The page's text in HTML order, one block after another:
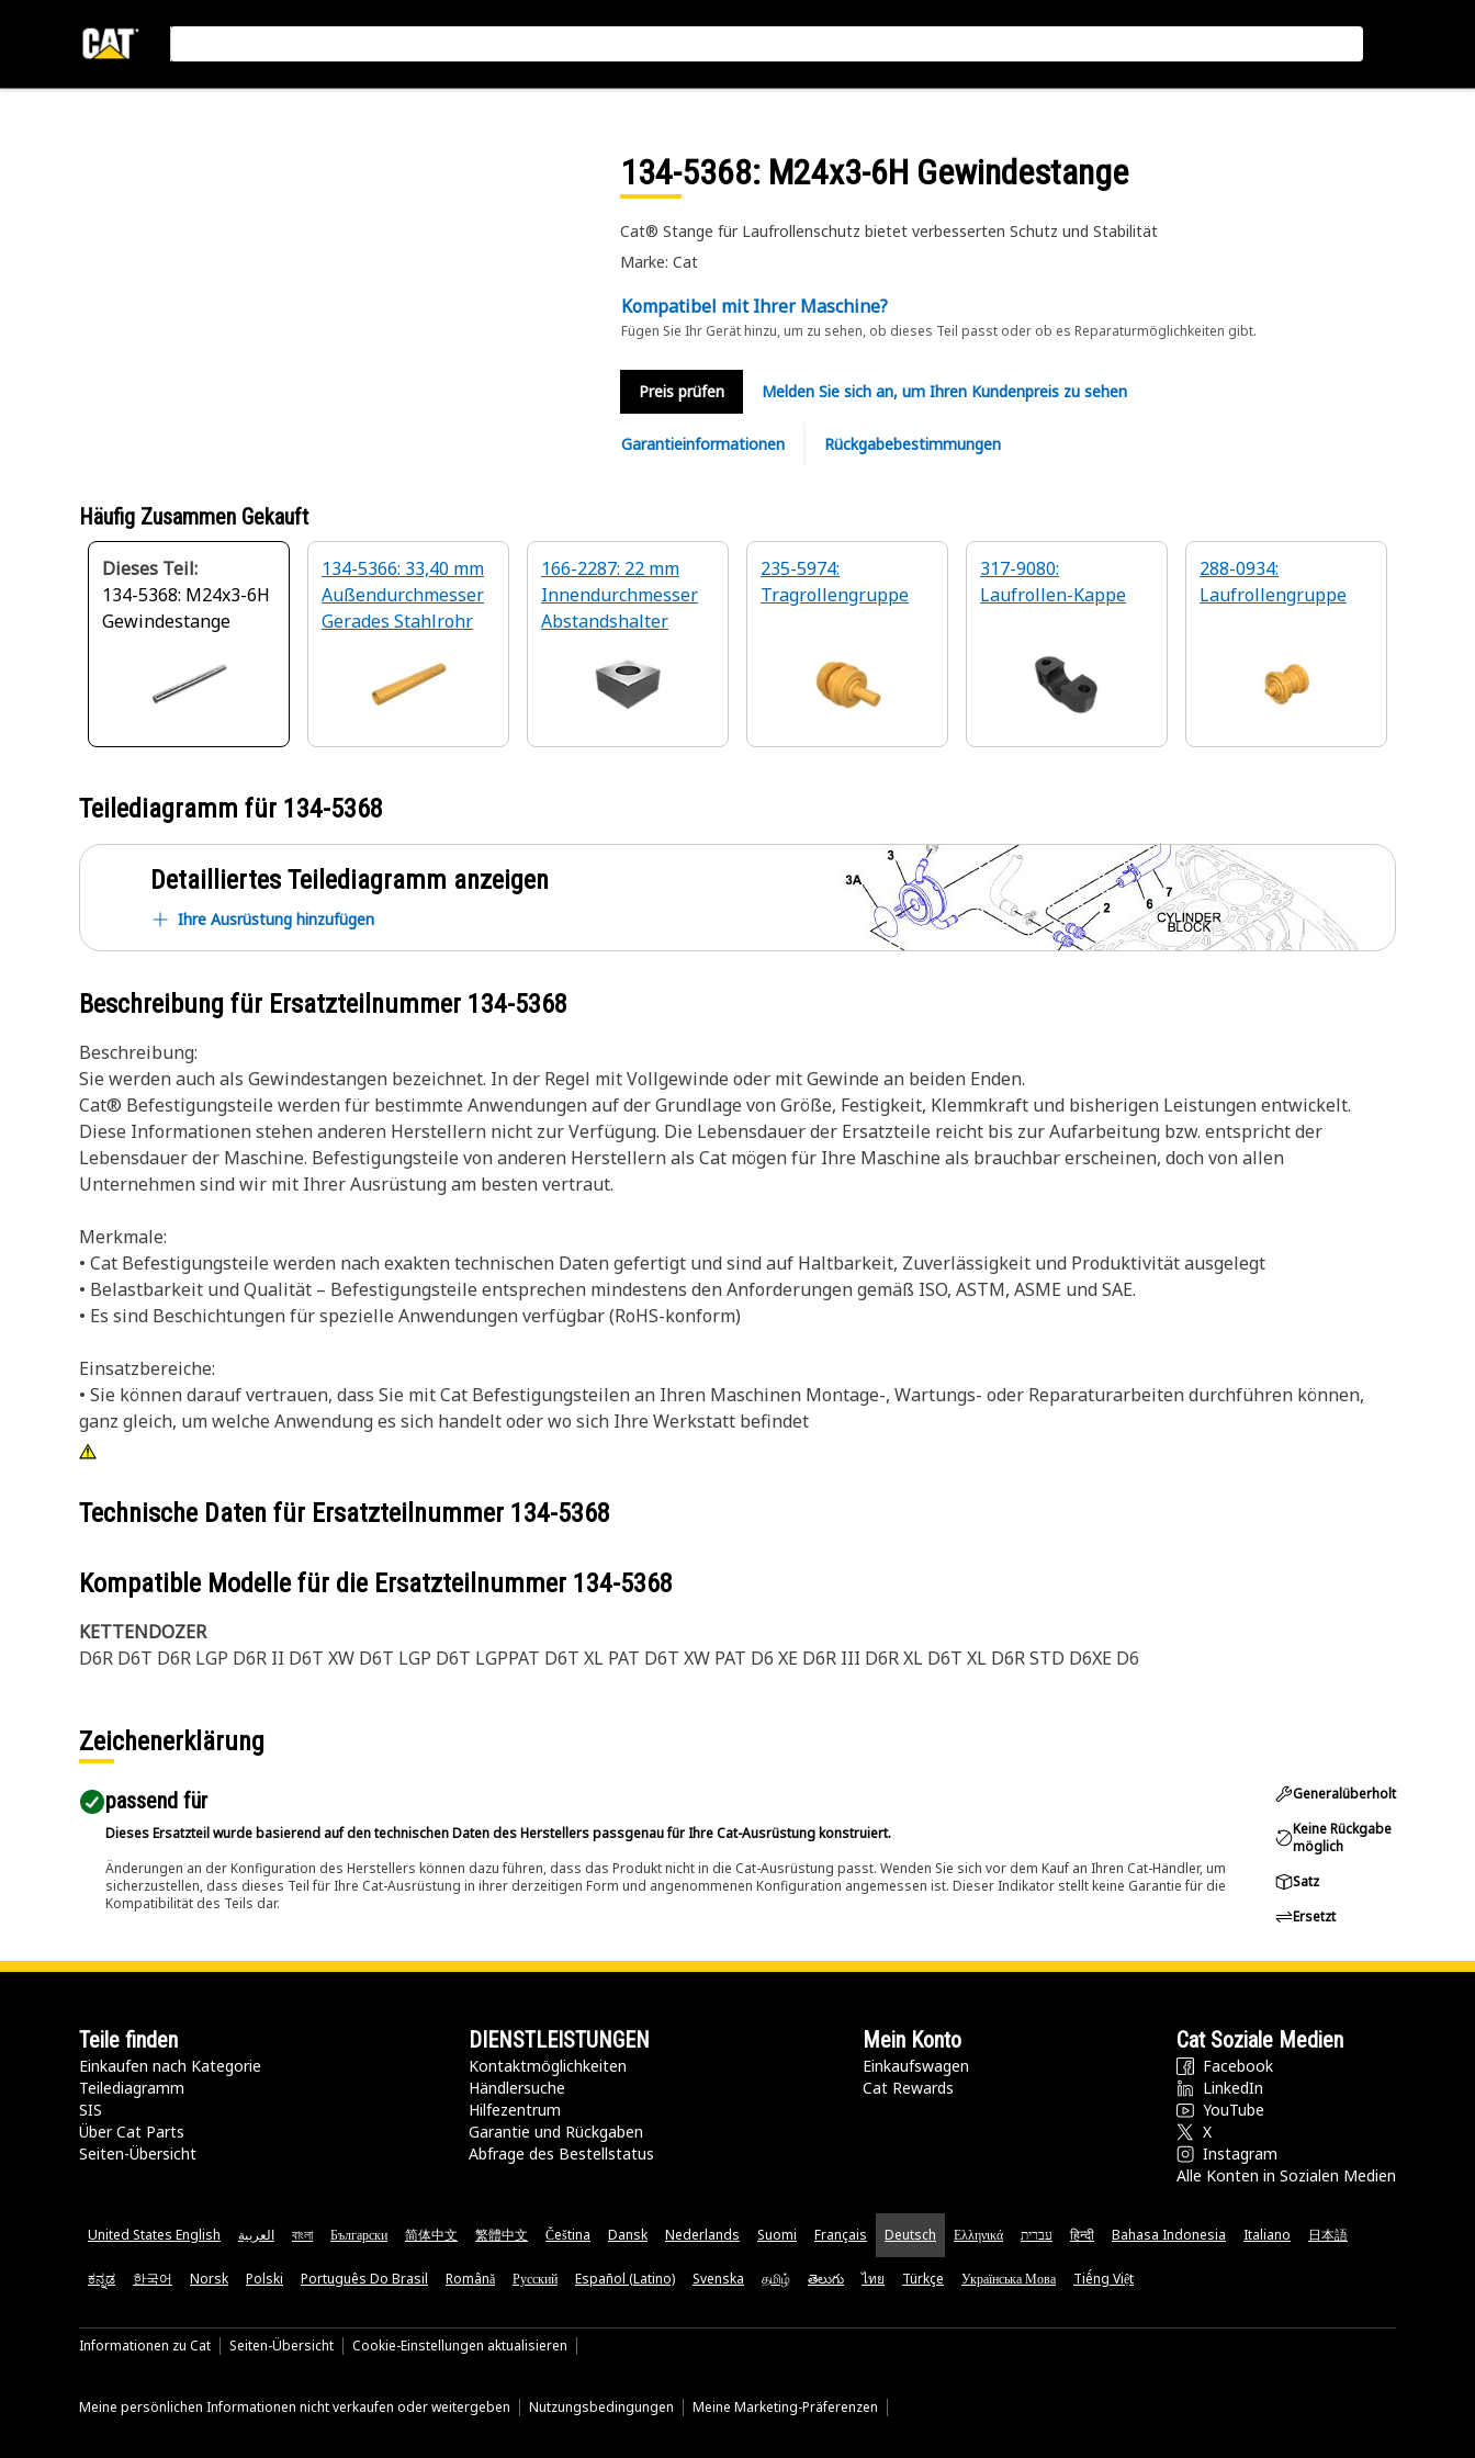
134-5368: M24x3-6H Gewindestange
Cat® Stange für Laufrollenschutz bietet verbesserten Schutz und Stabilität
Marke: Cat
Kompatibel mit Ihrer Maschine?
Fügen Sie Ihr Gerät hinzu, um zu sehen, ob dieses Teil passt oder ob es Reparaturmöglichkeiten gibt.
Preis prüfen Melden Sie sich an, um Ihren Kundenpreis zu sehen
Garantieinformationen Rückgabebestimmungen
Häufig Zusammen Gekauft
Dieses Teil:
134-5368: M24x3-6H
Gewindestange
134-5366: 33,40 mm
Außendurchmesser
Gerades Stahlrohr
166-2287: 22 mm
Innendurchmesser
Abstandshalter
235-5974:
Tragrollengruppe
317-9080:
Laufrollen-Kappe
288-0934:
Laufrollengruppe
Teilediagramm für 134-5368
Detailliertes Teilediagramm anzeigen
Ihre Ausrüstung hinzufügen
Beschreibung für Ersatzteilnummer 134-5368
Beschreibung:
Sie werden auch als Gewindestangen bezeichnet. In der Regel mit Vollgewinde oder mit Gewinde an beiden Enden.
Cat® Befestigungsteile werden für bestimmte Anwendungen auf der Grundlage von Größe, Festigkeit, Klemmkraft und bisherigen Leistungen entwickelt.
Diese Informationen stehen anderen Herstellern nicht zur Verfügung. Die Lebensdauer der Ersatzteile reicht bis zur Aufarbeitung bzw. entspricht der
Lebensdauer der Maschine. Befestigungsteile von anderen Herstellern als Cat mögen für Ihre Maschine als brauchbar erscheinen, doch von allen
Unternehmen sind wir mit Ihrer Ausrüstung am besten vertraut.
Merkmale:
• Cat Befestigungsteile werden nach exakten technischen Daten gefertigt und sind auf Haltbarkeit, Zuverlässigkeit und Produktivität ausgelegt
• Belastbarkeit und Qualität – Befestigungsteile entsprechen mindestens den Anforderungen gemäß ISO, ASTM, ASME und SAE.
• Es sind Beschichtungen für spezielle Anwendungen verfügbar (RoHS-konform)
Einsatzbereiche:
• Sie können darauf vertrauen, dass Sie mit Cat Befestigungsteilen an Ihren Maschinen Montage-, Wartungs- oder Reparaturarbeiten durchführen können,
ganz gleich, um welche Anwendung es sich handelt oder wo sich Ihre Werkstatt befindet
Technische Daten für Ersatzteilnummer 134-5368
Kompatible Modelle für die Ersatzteilnummer 134-5368
KETTENDOZER
D6R D6T D6R LGP D6R II D6T XW D6T LGP D6T LGPPAT D6T XL PAT D6T XW PAT D6 XE D6R III D6R XL D6T XL D6R STD D6XE D6
Zeichenerklärung
passend für​
Dieses Ersatzteil wurde basierend auf den technischen Daten des Herstellers passgenau für Ihre Cat-Ausrüstung konstruiert.
Änderungen an der Konfiguration des Herstellers können dazu führen, dass das Produkt nicht in die Cat-Ausrüstung passt. Wenden Sie sich vor dem Kauf an Ihren Cat-Händler, um
sicherzustellen, dass dieses Teil für Ihre Cat-Ausrüstung in ihrer derzeitigen Form und angenommenen Konfiguration angemessen ist. Dieser Indikator stellt keine Garantie für die
Kompatibilität des Teils dar.
Generalüberholt
Keine Rückgabe
möglich
Satz
Ersetzt
Teile finden
Einkaufen nach Kategorie
Teilediagramm
SIS
Über Cat Parts
Seiten-Übersicht
DIENSTLEISTUNGEN
Kontaktmöglichkeiten​
Händlersuche
Hilfezentrum
Garantie und Rückgaben
Abfrage des Bestellstatus
Mein Konto
Einkaufswagen
Cat Rewards
Cat Soziale Medien
Facebook
LinkedIn
YouTube
X
Instagram
Alle Konten in Sozialen Medien
United States English العربية বাংলা Български 简体中文 繁體中文 Čeština Dansk Nederlands Suomi Français Deutsch Ελληνικά עברית हिन्दी Bahasa Indonesia Italiano 日本語
ಕನ್ನಡ 한국어 Norsk Polski Português Do Brasil Română Русский Español (Latino) Svenska தமிழ் తెలుగు ไทย Türkçe Українська Мова Tiếng Việt
Informationen zu Cat Seiten-Übersicht Cookie-Einstellungen aktualisieren
Meine persönlichen Informationen nicht verkaufen oder weitergeben Nutzungsbedingungen Meine Marketing-Präferenzen